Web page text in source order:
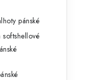
pánské
softshellové